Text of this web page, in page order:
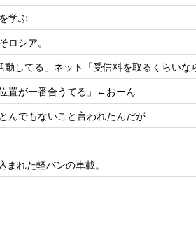
学ぶ
ロシア。
してる」ネット「受信料を取るくらいな
置が一番合うてる」←おーん
んでもないこと言われたんだが
れた軽バンの車載。